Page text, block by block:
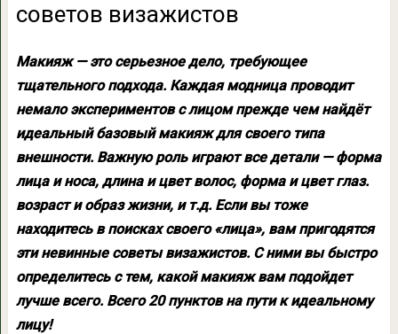
советов визажистов
Макияж — это серьезное дело, требующее
тщательного подхода. Каждая модница проводит
немало экспериментов с лицом прежде чем найдёт
идеальный базовый макияж для своего типа
внешности. Важную роль играют все детали — форма
лица и носа, длина и цвет волос, форма и цвет глаз.
возраст и образ жизни, и т.д. Если вы тоже
находитесь в поисках своего «лица», вам пригодятся
эти невинные советы визажистов. С ними вы быстро
определитесь с тем, какой макияж вам подойдет
лучше всего. Всего 20 пунктов на пути к идеальному
лицу!